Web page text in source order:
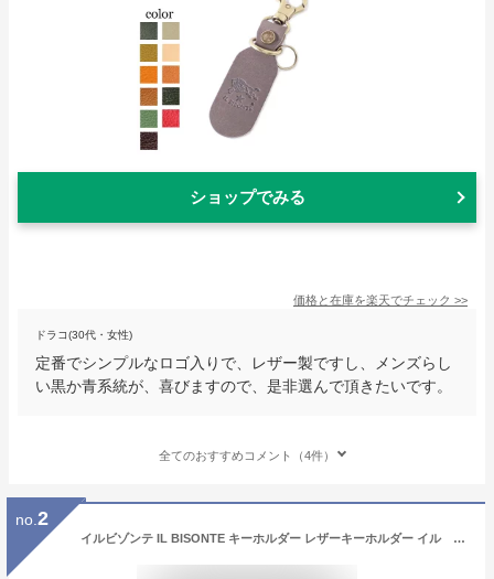
ショップでみる
価格と在庫を楽天でチェック >>
ドラコ(30代・女性)
定番でシンプルなロゴ入りで、レザー製ですし、メンズらし
い黒か青系統が、喜びますので、是非選んで頂きたいです。
全てのおすすめコメント（4件）
no. 2
イルビゾンテ IL BISONTE キーホルダー レザーキーホルダー イル ビゾンテ ナスカン付きキーホルダー キーリング 正規品 メンズ レディース 54_1_ 5452300150 IL BISONTE / キーホルダー( 商品番号 IB-5-00150 )